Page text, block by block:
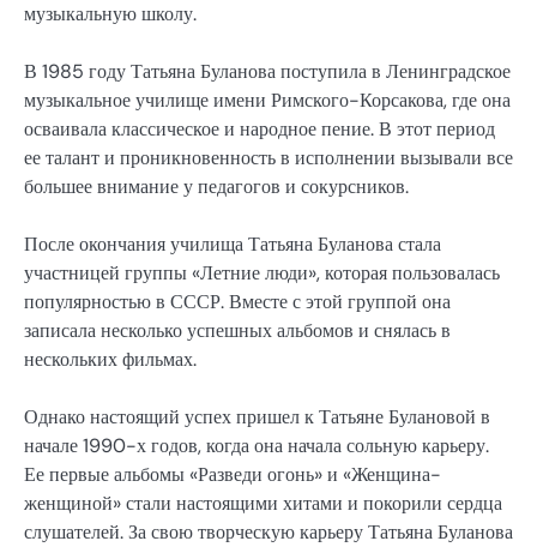
музыкальную школу.
В 1985 году Татьяна Буланова поступила в Ленинградское
музыкальное училище имени Римского-Корсакова, где она
осваивала классическое и народное пение. В этот период
ее талант и проникновенность в исполнении вызывали все
большее внимание у педагогов и сокурсников.
После окончания училища Татьяна Буланова стала
участницей группы «Летние люди», которая пользовалась
популярностью в СССР. Вместе с этой группой она
записала несколько успешных альбомов и снялась в
нескольких фильмах.
Однако настоящий успех пришел к Татьяне Булановой в
начале 1990-х годов, когда она начала сольную карьеру.
Ее первые альбомы «Разведи огонь» и «Женщина-
женщиной» стали настоящими хитами и покорили сердца
слушателей. За свою творческую карьеру Татьяна Буланова